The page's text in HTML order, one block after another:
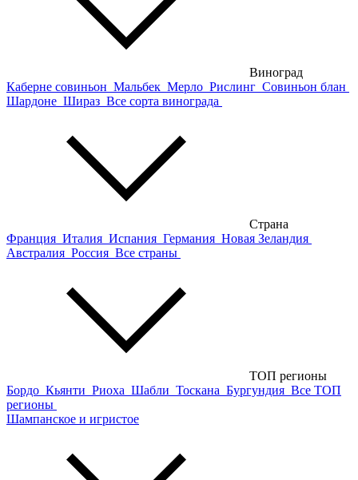
Виноград
Каберне совиньон Мальбек Мерло Рислинг Совиньон блан
Шардоне Шираз Все сорта винограда
Страна
Франция Италия Испания Германия Новая Зеландия
Австралия Россия Все страны
ТОП регионы
Бордо Кьянти Риоха Шабли Тоскана Бургундия Все ТОП
регионы
Шампанское и игристое